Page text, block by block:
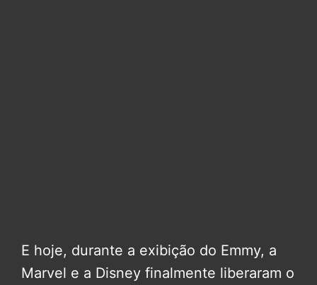
E hoje, durante a exibição do Emmy, a
Marvel e a Disney finalmente liberaram o